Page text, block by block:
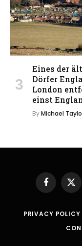
Eines der
Dörfer
London
einst
ByMichael
Facebook
X
PRIVACY POLICY